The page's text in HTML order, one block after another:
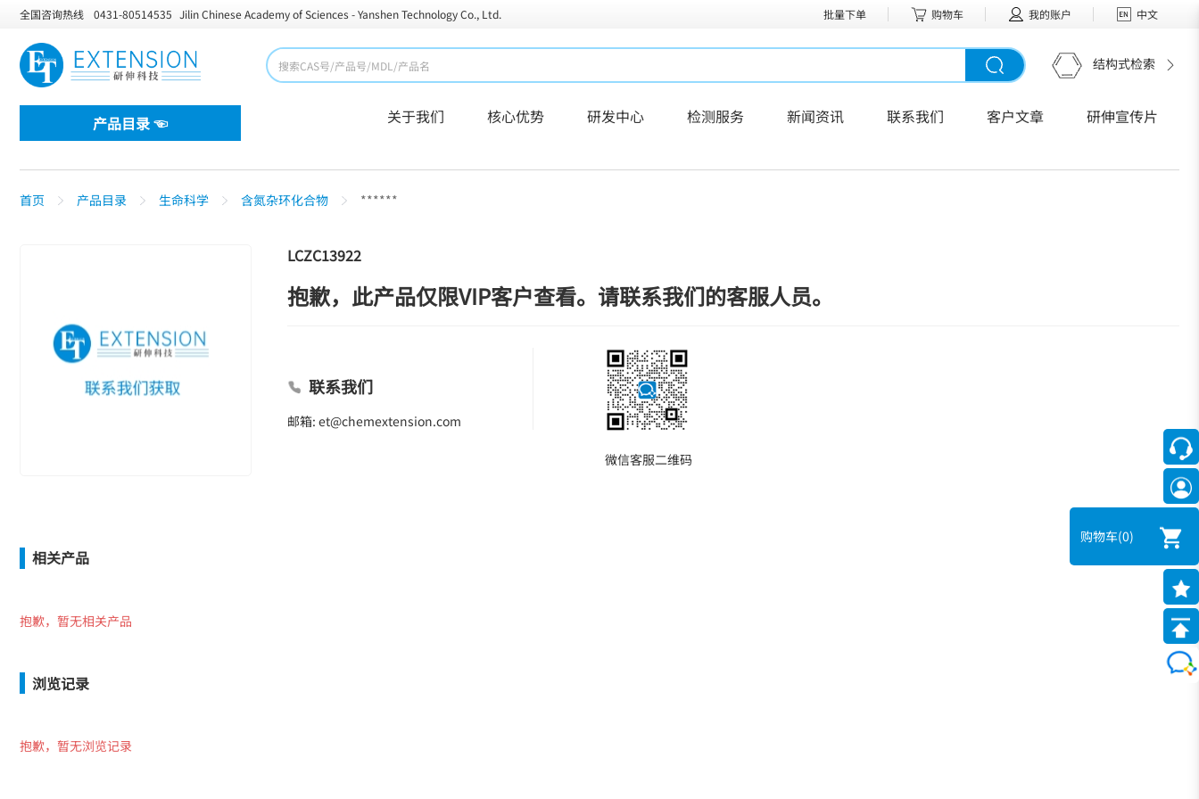
全国咨询热线 0431-80514535 Jilin Chinese Academy of Sciences - Yanshen Technology Co., Ltd. 批量下单 购物车 我的账户 中文
结构式检索
产品目录 ☜ 关于我们 核心优势 研发中心 检测服务 新闻资讯 联系我们 客户文章 研伸宣传片
首页 产品目录 生命科学 含氮杂环化合物 ******
LCZC13922
抱歉，此产品仅限VIP客户查看。请联系我们的客服人员。
联系我们
邮箱: et@chemextension.com
微信客服二维码
相关产品
抱歉，暂无相关产品
浏览记录
抱歉，暂无浏览记录
购物车(0)